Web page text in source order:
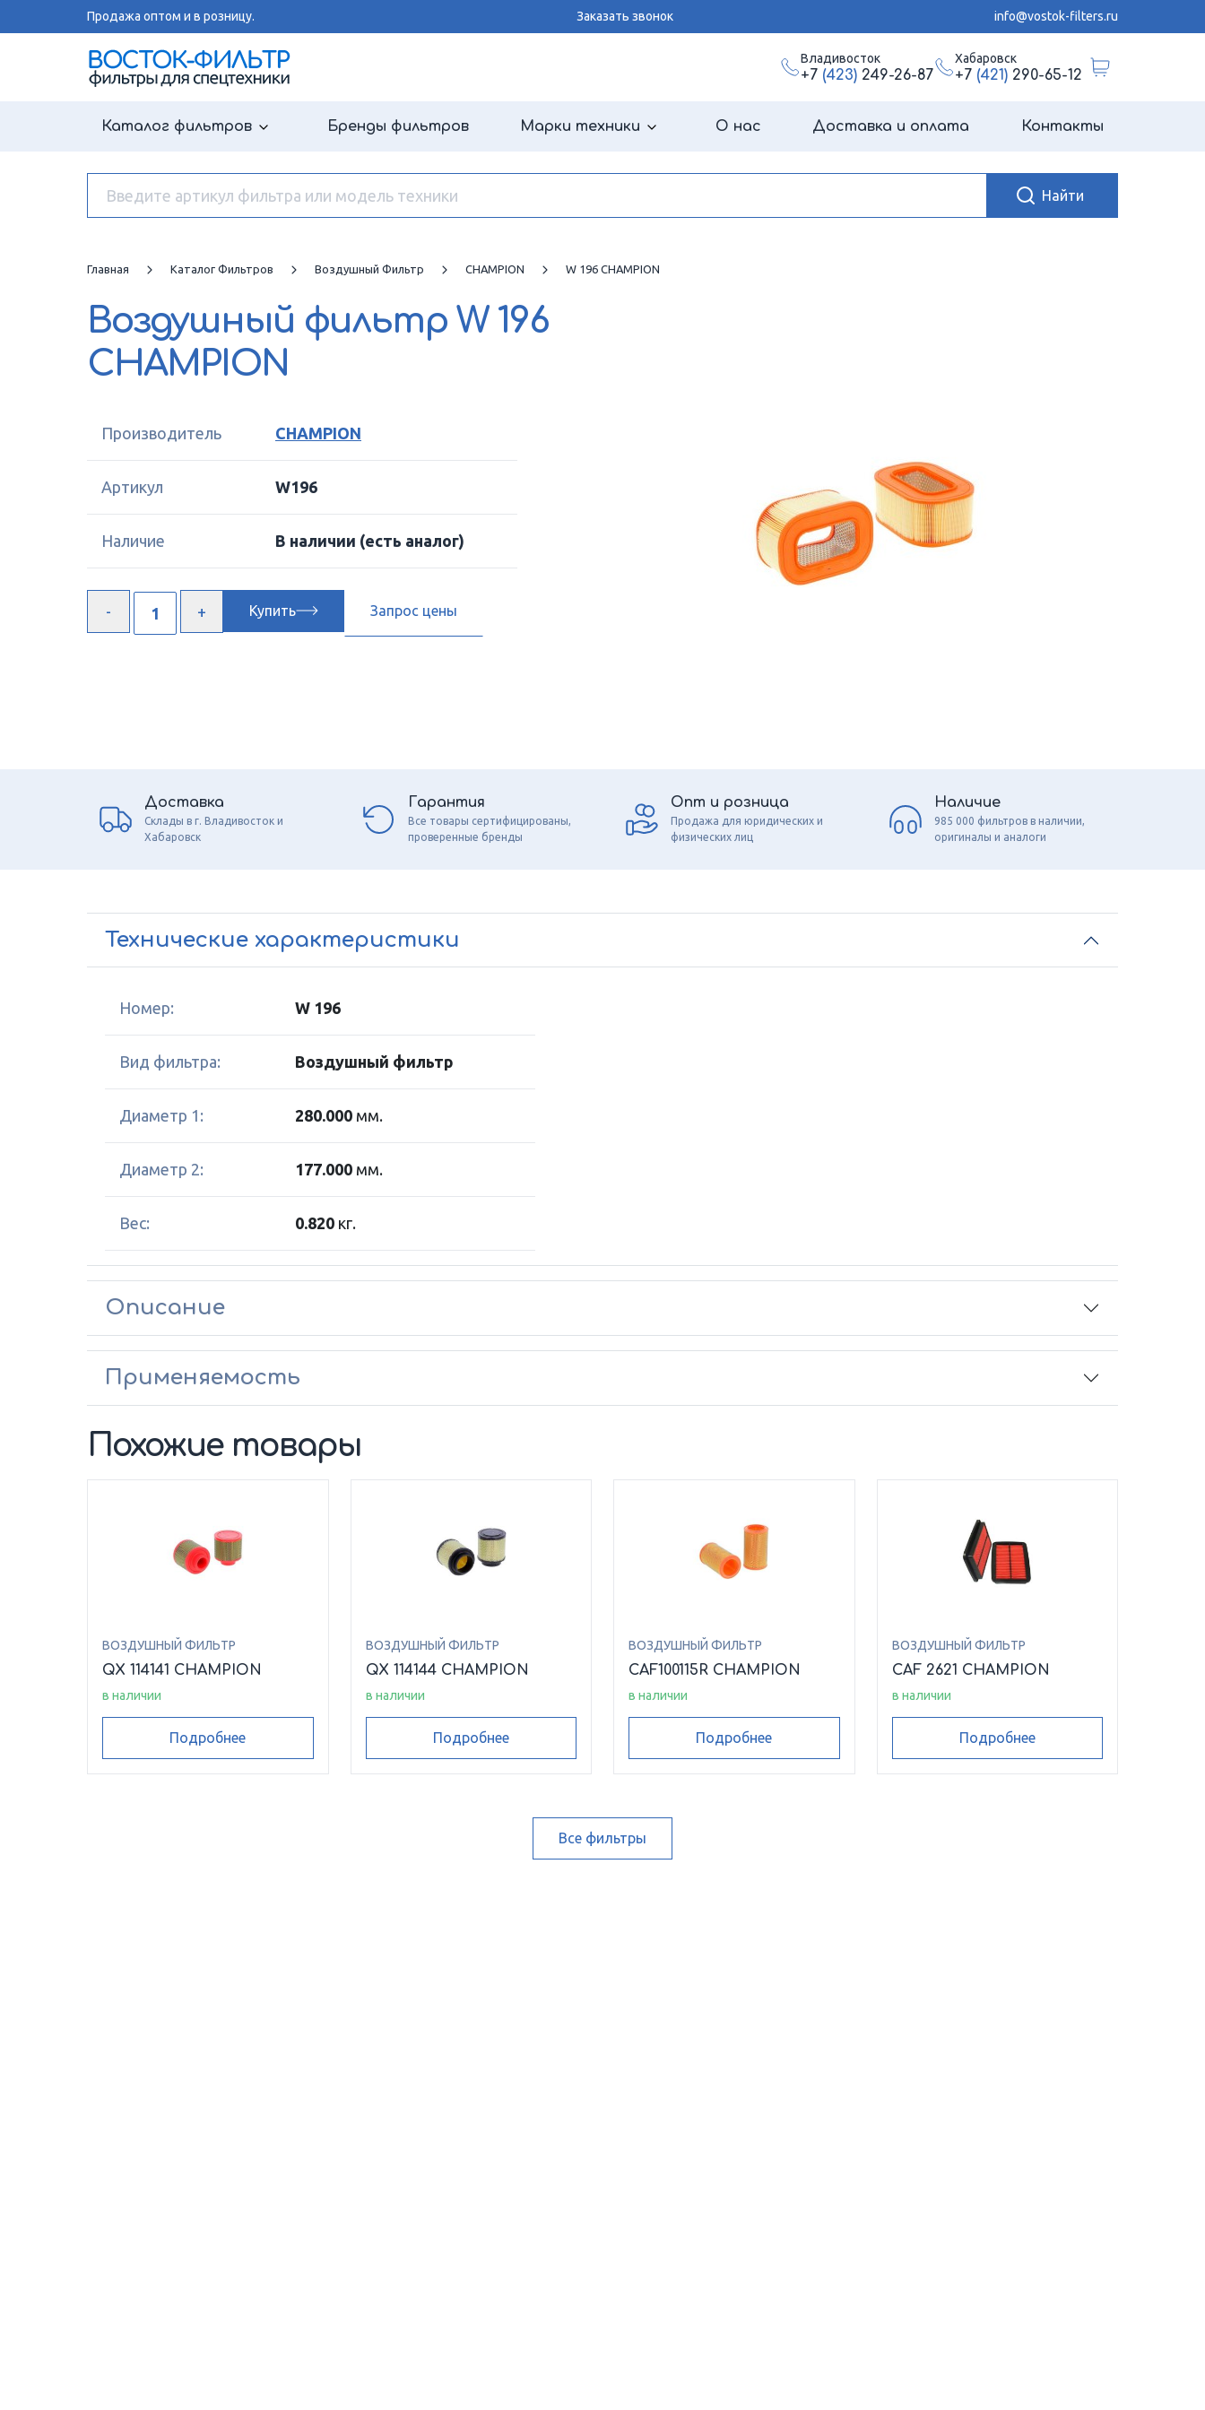
Продажа оптом и в розницу. Заказать звонок info@vostok-filters.ru
Владивосток
+7 (423)249-26-87
Хабаровск
+7 (421)290-65-12
Каталог фильтров Бренды фильтров Марки техники О нас Доставка и оплата Контакты
Главная Каталог Фильтров Воздушный Фильтр CHAMPION W 196 CHAMPION
Воздушный фильтр W 196
CHAMPION
Производитель CHAMPION
Артикул W196
Наличие В наличии (есть аналог)
Купить Запрос цены
Доставка
Склады в г. Владивосток и
Хабаровск
Гарантия
Все товары сертифицированы,
проверенные бренды
Опт и розница
Продажа для юридических и
физических лиц
Наличие
985 000 фильтров в наличии,
оригиналы и аналоги
Технические характеристики
Номер: W 196
Вид фильтра: Воздушный фильтр
Диаметр 1: 280.000 мм.
Диаметр 2: 177.000 мм.
Вес: 0.820 кг.
Описание
Применяемость
Похожие товары
ВОЗДУШНЫЙ ФИЛЬТР
QX 114141 CHAMPION
в наличии
Подробнее
ВОЗДУШНЫЙ ФИЛЬТР
QX 114144 CHAMPION
в наличии
Подробнее
ВОЗДУШНЫЙ ФИЛЬТР
CAF100115R CHAMPION
в наличии
Подробнее
ВОЗДУШНЫЙ ФИЛЬТР
CAF 2621 CHAMPION
в наличии
Подробнее
Все фильтры